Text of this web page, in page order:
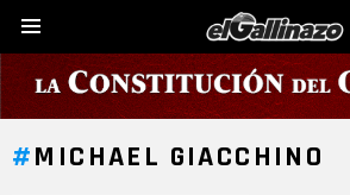
MICHAEL GIACCHINO